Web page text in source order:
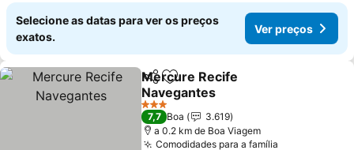
Selecione as datas para ver os preços
exatos.
Ver preços
PartilharAdicionar aos favoritos
Mercure Recife
Navegantes
Ver preços
3 Estrelas
7,7 Boa
3.619
a 0.2 km de Boa Viagem
Comodidades para a família